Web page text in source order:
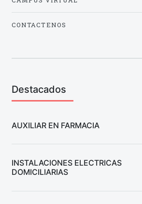
CONTACTENOS
Destacados
AUXILIAR EN FARMACIA
INSTALACIONES ELECTRICAS
DOMICILIARIAS